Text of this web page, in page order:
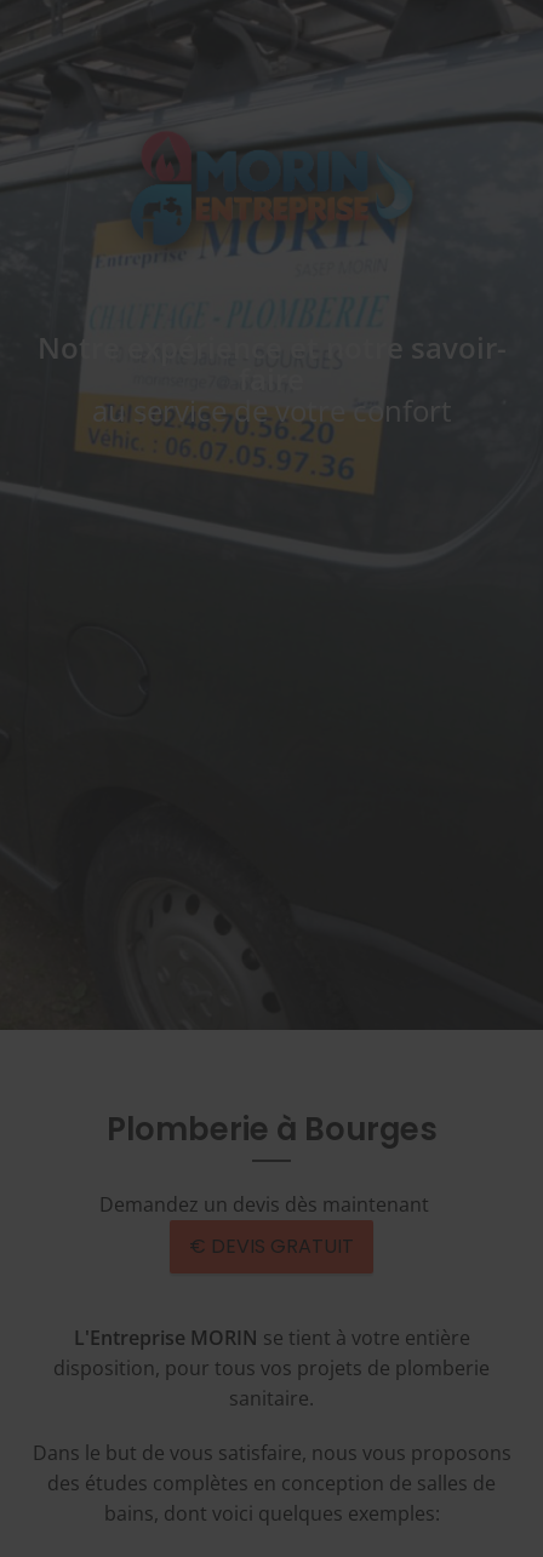
Notre expérience et notre savoir-
au service de votre confort
Plomberie à Bourges
Demandez un devis dès maintenant
€ DEVIS GRATUIT
L'Entreprise MORIN se tient à votre entière
disposition, pour tous vos projets de plomberie
sanitaire.
Dans le but de vous satisfaire, nous vous proposons
des études complètes en conception de salles de
bains, dont voici quelques exemples:
SARL SASEP MORIN